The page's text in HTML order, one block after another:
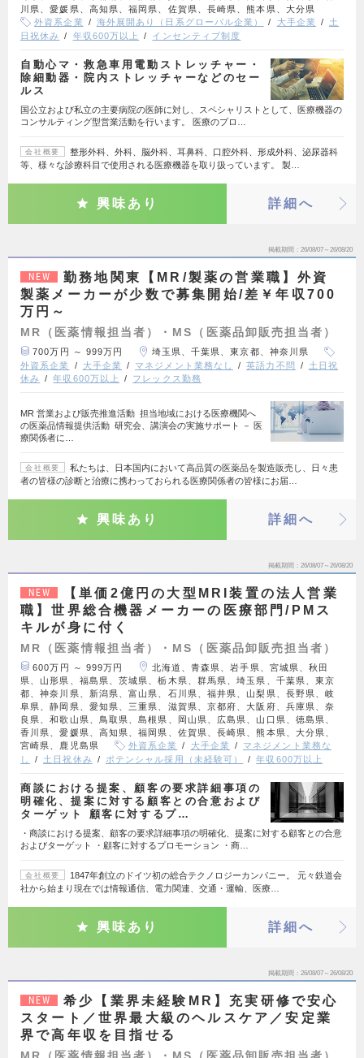
川県、愛媛県、高知県、福岡県、佐賀県、長崎県、熊本県、大分県
外資系企業
海外展開あり（日系グローバル企業） 大手企業
土
日祝休み
年収600万以上 インセンティブ制度
自動心マ・救急車用電動ストレッチャー・
除細動器・院内ストレッチャーなどのセー
ルス
国公立および私立の主要病院の医師に対し、スペシャリストとして、医療機器の
コンサルティング型営業活動を行います。 医療のプロ…
会社概要
整形外科、外科、脳外科、耳鼻科、口腔外科、形成外科、泌尿器科
等、様々な診療科目で使用される医療機器を取り扱っています。 製…
興味あり 詳細へ
掲載期間 26/08/07～26/08/20
NEW
勤務地関東【MR/製薬の営業職】外資
製薬メーカーが少数で募集開始/差￥年収700
万円～
MR（医薬情報担当者）・MS（医薬品卸販売担当者）
700万円 ～ 999万円
埼玉県、千葉県、東京都、神奈川県
外資系企業
大手企業 マネジメント業務なし 英語力不問
土日祝
休み
年収600万以上 フレックス勤務
MR 営業および販売推進活動 担当地域における医療機関へ
の医薬品情報提供活動 研究会、講演会の実施サポート － 医
療関係者に…
会社概要
私たちは、日本国内において高品質の医薬品を製造販売し、日々患
者の皆様の診断と治療に携わっておられる医療関係者の皆様にお届…
興味あり 詳細へ
掲載期間 26/08/07～26/08/20
NEW
【単価2億円の大型MRI装置の法人営業
職】世界総合機器メーカーの医療部門/PMス
キルが身に付く
MR（医薬情報担当者）・MS（医薬品卸販売担当者）
600万円 ～ 999万円
北海道、青森県、岩手県、宮城県、秋田
県、山形県、福島県、茨城県、栃木県、群馬県、埼玉県、千葉県、東京
都、神奈川県、新潟県、富山県、石川県、福井県、山梨県、長野県、岐
阜県、静岡県、愛知県、三重県、滋賀県、京都府、大阪府、兵庫県、奈
良県、和歌山県、鳥取県、島根県、岡山県、広島県、山口県、徳島県、
香川県、愛媛県、高知県、福岡県、佐賀県、長崎県、熊本県、大分県、
宮崎県、鹿児島県
外資系企業 大手企業
マネジメント業務な
し
土日祝休み ポテンシャル採用（未経験可） 年収600万以上
商談における提案、顧客の要求詳細事項の
明確化、提案に対する顧客との合意および
ターゲット 顧客に対するプ…
・商談における提案、顧客の要求詳細事項の明確化、提案に対する顧客との合意
およびターゲット ・顧客に対するプロモーション ・商…
会社概要
1847年創立のドイツ初の総合テクノロジーカンパニー。 元々鉄道会
社から始まり現在では情報通信、電力関連、交通・運輸、医療…
興味あり 詳細へ
掲載期間 26/08/07～26/08/20
NEW
希少【業界未経験MR】充実研修で安心
スタート／世界最大級のヘルスケア／安定業
界で高年収を目指せる
MR（医薬情報担当者）・MS（医薬品卸販売担当者）